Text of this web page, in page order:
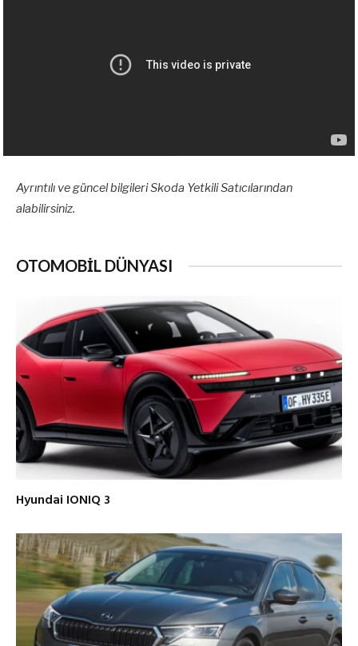
Ayrıntılı ve güncel bilgileri Skoda Yetkili Satıcılarından
alabilirsiniz.
OTOMOBİL DÜNYASI
Hyundai IONIQ 3